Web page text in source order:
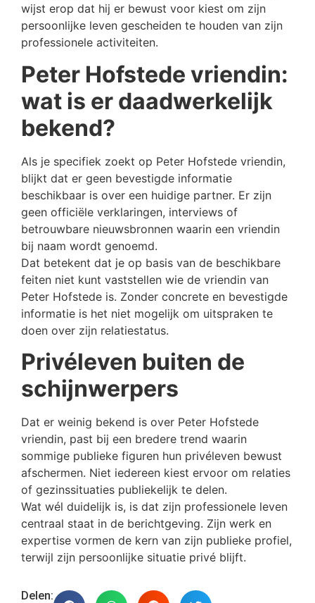
wijst erop dat hij er bewust voor kiest om zijn
persoonlijke leven gescheiden te houden van zijn
professionele activiteiten.
Peter Hofstede vriendin:
wat is er daadwerkelijk
bekend?
Als je specifiek zoekt op Peter Hofstede vriendin,
blijkt dat er geen bevestigde informatie
beschikbaar is over een huidige partner. Er zijn
geen officiële verklaringen, interviews of
betrouwbare nieuwsbronnen waarin een vriendin
bij naam wordt genoemd.
Dat betekent dat je op basis van de beschikbare
feiten niet kunt vaststellen wie de vriendin van
Peter Hofstede is. Zonder concrete en bevestigde
informatie is het niet mogelijk om uitspraken te
doen over zijn relatiestatus.
Privéleven buiten de
schijnwerpers
Dat er weinig bekend is over Peter Hofstede
vriendin, past bij een bredere trend waarin
sommige publieke figuren hun privéleven bewust
afschermen. Niet iedereen kiest ervoor om relaties
of gezinssituaties publiekelijk te delen.
Wat wél duidelijk is, is dat zijn professionele leven
centraal staat in de berichtgeving. Zijn werk en
expertise vormen de kern van zijn publieke profiel,
terwijl zijn persoonlijke situatie privé blijft.
Delen: